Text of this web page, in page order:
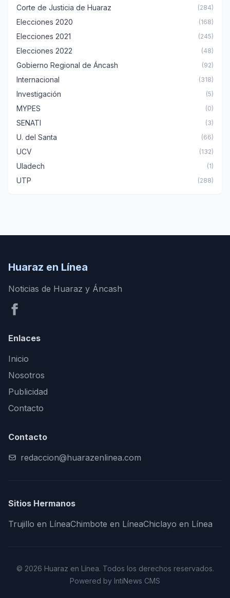
Corte de Justicia de Huaraz (284)
Elecciones 2020 (168)
Elecciones 2021 (245)
Elecciones 2022 (48)
Gobierno Regional de Áncash (92)
Internacional (318)
Investigación (5)
MYPES (0)
SENATI (3)
U. del Santa (66)
UCV (132)
Uladech (1)
UTP (288)
Huaraz en Línea
Noticias de Huaraz y Áncash
Enlaces
Inicio
Nosotros
Publicidad
Contacto
Contacto
redaccion@huarazenlinea.com
Sitios Hermanos
Trujillo en LíneaChimbote en LíneaChiclayo en Línea
© 2026 Huaraz en Línea. Todos los derechos reservados.
Powered by IntiNews CMS